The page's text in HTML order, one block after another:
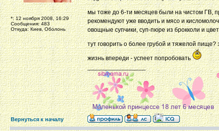
*: 12 ноября 2008, 16:29
Сообщения: 483
Откуда: Киев, Оболонь
мы тоже до 6-ти месяцев были на чистом ГВ,
рекомендуют уже вводить и мясо и
овощные супчики, суп-пюре из брокколи и
тут говорить о более грубой и тяжелой
жизнь впереди - успеет попробовать
_________________
Вернуться к началу